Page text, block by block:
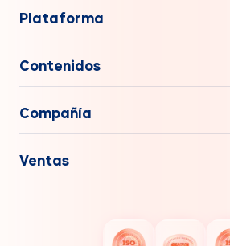
Plataforma
Contenidos
Compañía
Ventas